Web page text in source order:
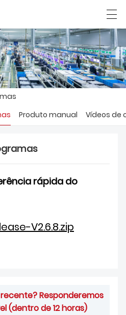
Deutsch Ελληνική γλώσσα
Produto manual Vídeos de
rápida do
V2.6.8.zip
Responderemos
(dentro de 12 horas)